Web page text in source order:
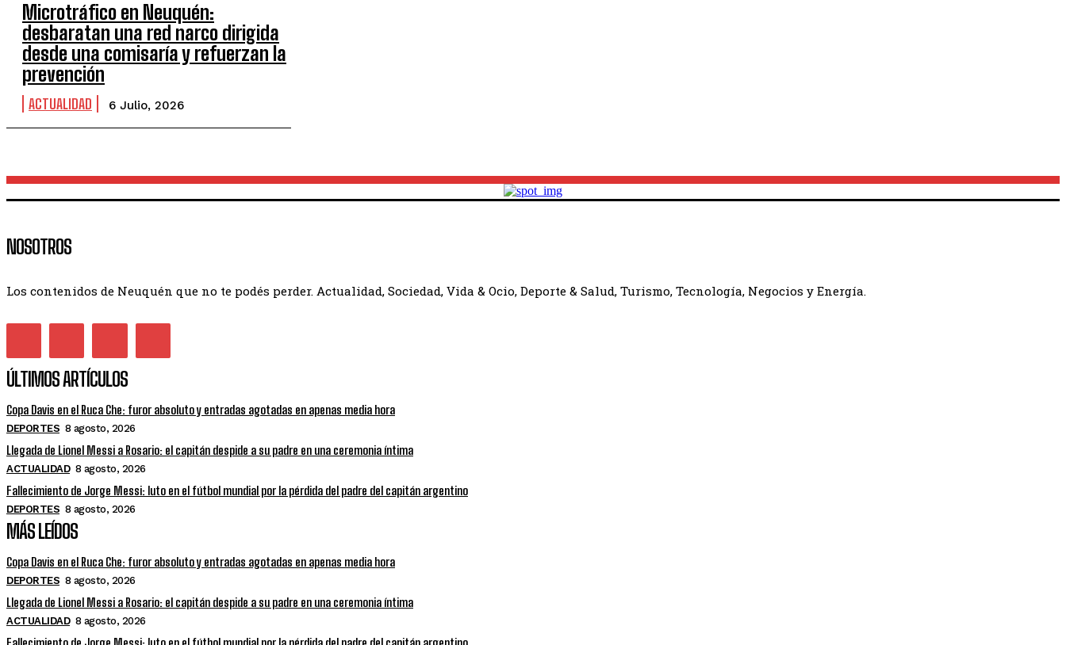
Microtráfico en Neuquén:
desbaratan una red narco dirigida
desde una comisaría y refuerzan la
prevención
ACTUALIDAD 6 Julio, 2026
NOSOTROS
Los contenidos de Neuquén que no te podés perder. Actualidad, Sociedad, Vida & Ocio, Deporte & Salud, Turismo, Tecnología, Negocios y Energía.
ÚLTIMOS ARTÍCULOS
Copa Davis en el Ruca Che: furor absoluto y entradas agotadas en apenas media hora
DEPORTES 8 agosto, 2026
Llegada de Lionel Messi a Rosario: el capitán despide a su padre en una ceremonia íntima
ACTUALIDAD 8 agosto, 2026
Fallecimiento de Jorge Messi: luto en el fútbol mundial por la pérdida del padre del capitán argentino
DEPORTES 8 agosto, 2026
MÁS LEÍDOS
Copa Davis en el Ruca Che: furor absoluto y entradas agotadas en apenas media hora
DEPORTES 8 agosto, 2026
Llegada de Lionel Messi a Rosario: el capitán despide a su padre en una ceremonia íntima
ACTUALIDAD 8 agosto, 2026